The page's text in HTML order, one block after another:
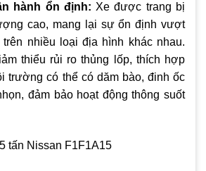
hành ổn định: Xe được trang bị
cao, mang lại sự ổn định vượt
nhiều loại địa hình khác nhau.
thiểu rủi ro thủng lốp, thích hợp
trường có thể có dăm bào, đinh ốc
đảm bảo hoạt động thông suốt